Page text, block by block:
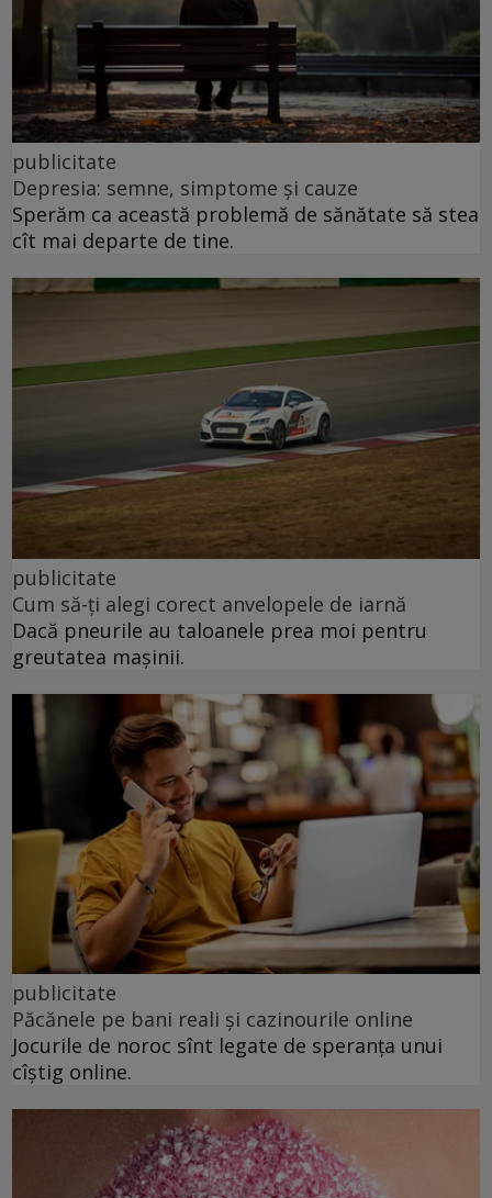
publicitate
Depresia: semne, simptome și cauze
Sperăm ca această problemă de sănătate să stea
cît mai departe de tine.
publicitate
Cum să-ți alegi corect anvelopele de iarnă
Dacă pneurile au taloanele prea moi pentru
greutatea mașinii.
publicitate
Păcănele pe bani reali și cazinourile online
Jocurile de noroc sînt legate de speranța unui
cîștig online.